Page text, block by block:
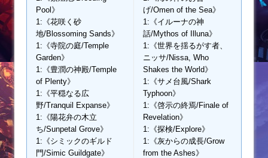
Pool》
1:《花咲く砂
地/Blossoming Sands》
1:《寺院の庭/Temple
Garden》
1:《豊潤の神殿/Temple
of Plenty》
1:《平穏なる広
野/Tranquil Expanse》
1:《陽花弁の木立
ち/Sunpetal Grove》
1:《シミックのギルド
門/Simic Guildgate》
げ/Omen of the Sea》
1:《イルーナの神
話/Mythos of Illuna》
1:《世界を揺るがす者、
ニッサ/Nissa, Who
Shakes the World》
1:《サメ台風/Shark
Typhoon》
1:《啓示の終焉/Finale of
Revelation》
1:《探検/Explore》
1:《灰からの成長/Grow
from the Ashes》